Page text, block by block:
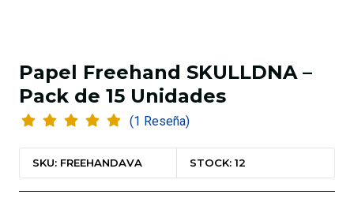
Papel Freehand SKULLDNA –
Pack de 15 Unidades
(1 Reseña)
SKU: FREEHANDAVA STOCK: 12